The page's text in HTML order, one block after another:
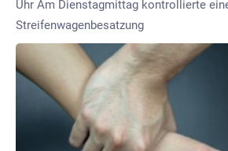
Uhr Am Dienstagmittag kontrollierte
Streifenwagenbesatzung